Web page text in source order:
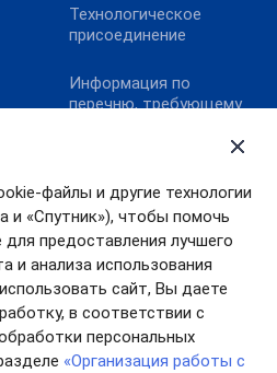
файлы и другие технологии
и «Спутник»), чтобы помочь
предоставления лучшего
и анализа использования
сайт, Вы даете
в соответствии с
персональных
«Организация работы с
Технологическое
присоединение
Информация по
перечню, требующему
Ивановской области от
13.10.2011№ 316-п
Конкурс «МедиаТЭК»